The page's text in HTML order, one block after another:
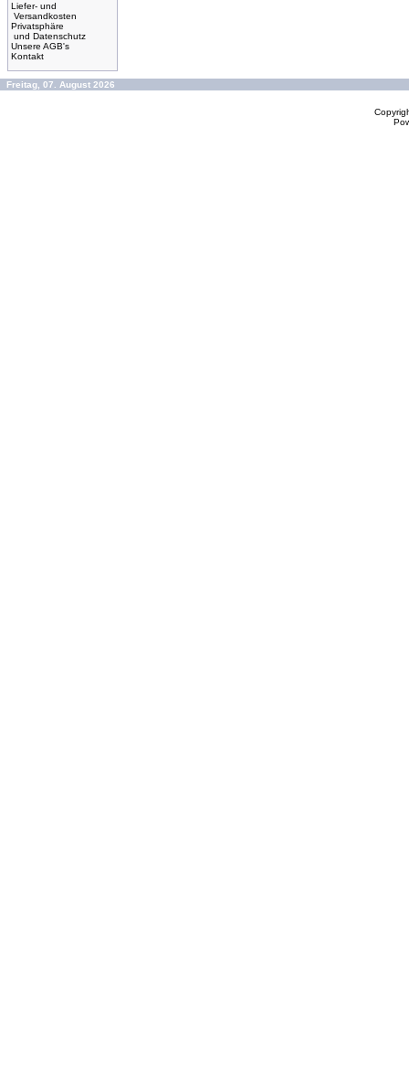
Liefer- und
Versandkosten
Privatsphäre
und Datenschutz
Unsere AGB's
Kontakt
Freitag, 07. August 2026